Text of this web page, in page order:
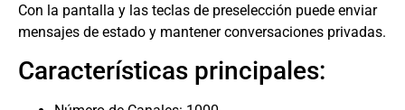
Con la pantalla y las teclas de preselección puede enviar
mensajes de estado y mantener conversaciones privadas.
Características principales: